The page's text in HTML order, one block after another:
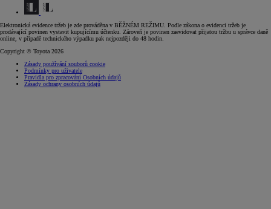
Elektronická evidence tržeb je zde prováděna v BĚŽNÉM REŽIMU. Podle zákona o evidenci tržeb je
prodávající povinen vystavit kupujícímu účtenku. Zároveň je povinen zaevidovat přijatou tržbu u správce daně
online, v případě technického výpadku pak nejpozději do 48 hodin.
Copyright © Toyota 2026
Zásady používání souborů cookie
Podmínky pro uživatele
Pravidla pro zpracování Osobních údajů
Zásady ochrany osobních údajů